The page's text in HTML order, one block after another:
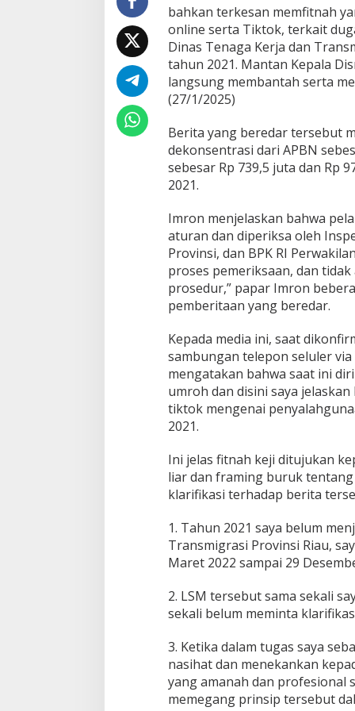
a
a
n
d
a
n
n
k
T
o
k
"
H
o
a
x
T
e
n
t
a
n
g
r
i
n
a
,
E
k
K
e
p
l
a
D
i
s
bahkan terkesan memfitnah
online serta Tiktok, terkait
Dinas Tenaga Kerja dan
tahun 2021. Mantan Kepala
langsung membantah serta
(27/1/2025)
Berita yang beredar tersebut
dekonsentrasi dari APBN
sebesar Rp 739,5 juta dan Rp
2021.
Imron menjelaskan bahwa
aturan dan diperiksa oleh
Provinsi, dan BPK RI
proses pemeriksaan, dan
prosedur,” papar Imron
pemberitaan yang beredar.
Kepada media ini, saat
sambungan telepon seluler
mengatakan bahwa saat ini
umroh dan disini saya
tiktok mengenai
2021.
Ini jelas fitnah keji ditujukan
liar dan framing buruk
klarifikasi terhadap berita
1. Tahun 2021 saya belum
Transmigrasi Provinsi Riau,
Maret 2022 sampai 29
2. LSM tersebut sama sekali
sekali belum meminta
3. Ketika dalam tugas saya
nasihat dan menekankan
yang amanah dan profesional
memegang prinsip tersebut